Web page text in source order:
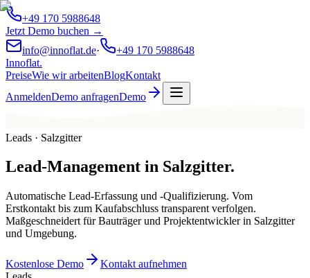
+49 170 5988648
Jetzt Demo buchen →
info@innoflat.de·
+49 170 5988648
Innoflat.
PreiseWie wir arbeitenBlogKontakt
AnmeldenDemo anfragenDemo
Leads · Salzgitter
Lead-Management in Salzgitter.
Automatische Lead-Erfassung und -Qualifizierung. Vom
Erstkontakt bis zum Kaufabschluss transparent verfolgen.
Maßgeschneidert für Bauträger und Projektentwickler in Salzgitter
und Umgebung.
Kostenlose Demo
Kontakt aufnehmen